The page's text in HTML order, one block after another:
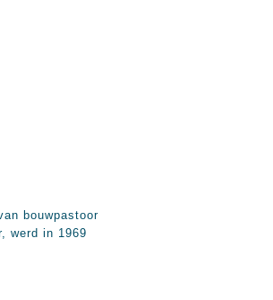
bouwpastoor
werd in 1969